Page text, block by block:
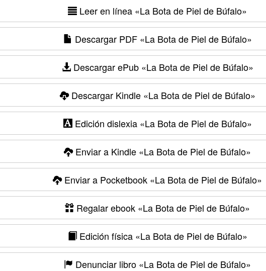
Leer en línea «La Bota de Piel de Búfalo»
Descargar PDF«La Bota de Piel de Búfalo»
Descargar ePub«La Bota de Piel de Búfalo»
Descargar Kindle«La Bota de Piel de Búfalo»
Edición dislexia«La Bota de Piel de Búfalo»
Enviar a Kindle «La Bota de Piel de Búfalo»
Enviar a Pocketbook «La Bota de Piel de Búfalo»
Regalar ebook «La Bota de Piel de Búfalo»
Edición física«La Bota de Piel de Búfalo»
Denunciar libro «La Bota de Piel de Búfalo»